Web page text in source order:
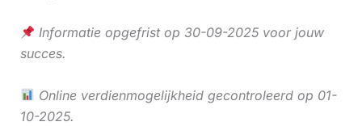
Informatie opgefrist op 30-09-2025 voor jouw
succes.
Online verdienmogelijkheid gecontroleerd op 01-
10-2025.